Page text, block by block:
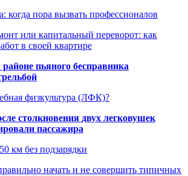
когда пора вызвать профессионалов
или капитальный переворот: как
в своей квартире
пьяного бесправника
физкультура (ЛФК)?
столкновения двух легковушек
пассажира
км без подзарядки
начать и не совершить типичных